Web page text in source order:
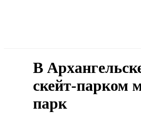
В
скейт-парком
парк